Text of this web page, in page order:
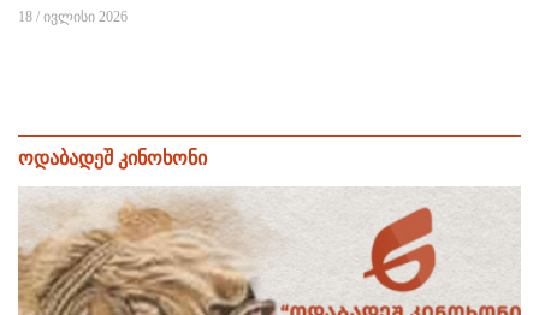
18 / ივლისი 2026
ოდაბადეშ კინოხონი